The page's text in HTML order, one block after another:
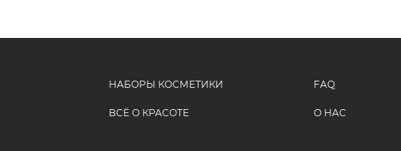
НАБОРЫ КОСМЕТИКИ
ВСЁ О КРАСОТЕ
FAQ
О НАС